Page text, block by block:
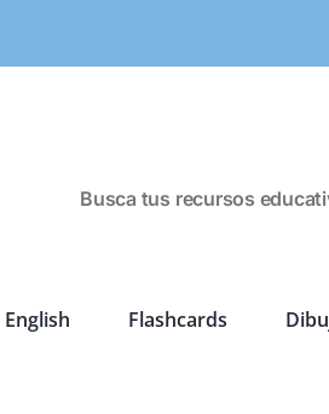
Busca tus recursos
English Flashcards